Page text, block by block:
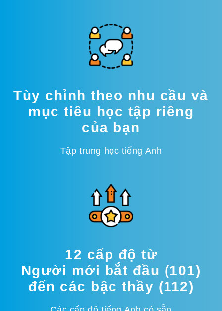
Tùy chỉnh theo nhu cầu và
mục tiêu học tập riêng
của bạn
Tập trung học tiếng Anh
12 cấp độ từ
Người mới bắt đầu (101)
đến các bậc thầy (112)